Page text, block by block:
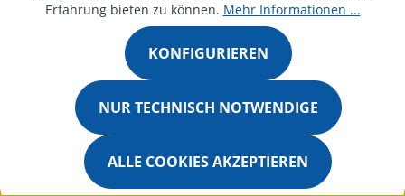
DETAILS
Bestellanfrage
Erfahrung bieten zu können. Mehr Informationen ...
NUR TECHNISCH NOTWENDIGE
KONFIGURIEREN
ALLE COOKIES AKZEPTIEREN